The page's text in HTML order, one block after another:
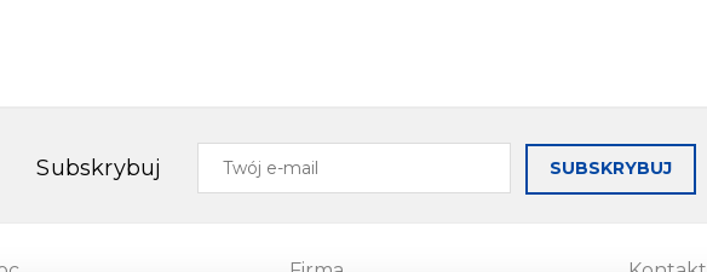
Subskrybuj
Twój
SUBSKRYBUJ